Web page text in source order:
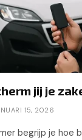
jij je
15, 2026
begrijp je hoe